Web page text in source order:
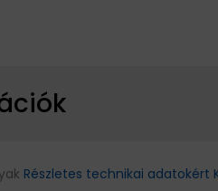
Részletes technikai adatokért